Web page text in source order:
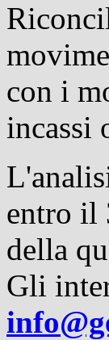
con i
incassi
entro il
della
Gli